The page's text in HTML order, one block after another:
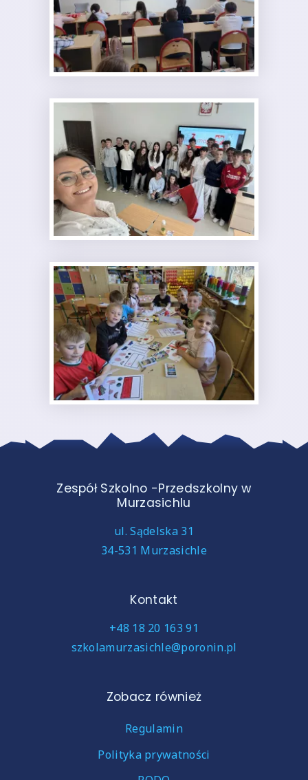
Zespół Szkolno -Przedszkolny w
Murzasichlu
ul. Sądelska 31
34-531 Murzasichle
Kontakt
+48 18 20 163 91
szkolamurzasichle@poronin.pl
Zobacz również
Regulamin
Polityka prywatności